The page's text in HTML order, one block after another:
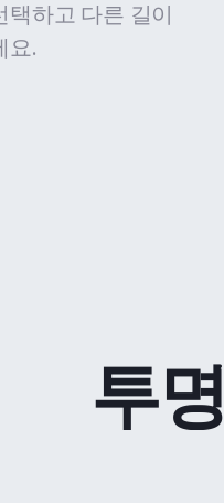
택하고 다른 길이
요.
투